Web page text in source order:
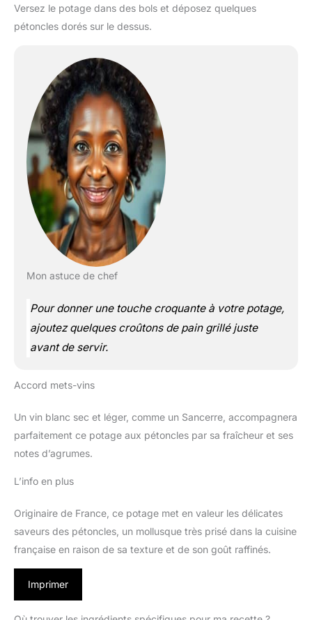
Versez le potage dans des bols et déposez quelques
pétoncles dorés sur le dessus.
Mon astuce de chef
Pour donner une touche croquante à votre potage,
ajoutez quelques croûtons de pain grillé juste
avant de servir.
Accord mets-vins
Un vin blanc sec et léger, comme un Sancerre, accompagnera
parfaitement ce potage aux pétoncles par sa fraîcheur et ses
notes d’agrumes.
L’info en plus
Originaire de France, ce potage met en valeur les délicates
saveurs des pétoncles, un mollusque très prisé dans la cuisine
française en raison de sa texture et de son goût raffinés.
Imprimer